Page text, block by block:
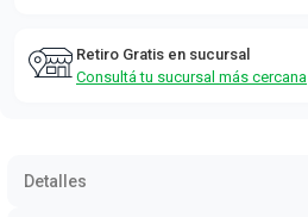
Retiro Gratis en sucursal
Consultá tu sucursal más cercana
Detalles